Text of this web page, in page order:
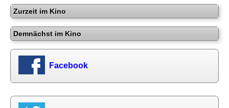
Zurzeit im Kino
Demnächst im Kino
Facebook